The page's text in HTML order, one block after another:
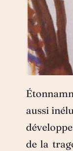
aussi
de la